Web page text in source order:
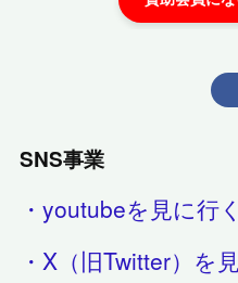
SNS事業
・youtubeを見に行く
・X（旧Twitter）を